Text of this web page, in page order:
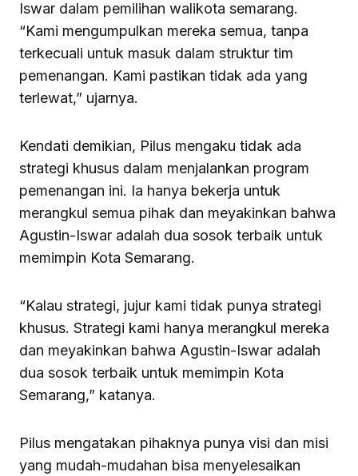
Iswar dalam pemilihan walikota semarang.
“Kami mengumpulkan mereka semua, tanpa
terkecuali untuk masuk dalam struktur tim
pemenangan. Kami pastikan tidak ada yang
terlewat,” ujarnya.
Kendati demikian, Pilus mengaku tidak ada
strategi khusus dalam menjalankan program
pemenangan ini. Ia hanya bekerja untuk
merangkul semua pihak dan meyakinkan bahwa
Agustin-Iswar adalah dua sosok terbaik untuk
memimpin Kota Semarang.
“Kalau strategi, jujur kami tidak punya strategi
khusus. Strategi kami hanya merangkul mereka
dan meyakinkan bahwa Agustin-Iswar adalah
dua sosok terbaik untuk memimpin Kota
Semarang,” katanya.
Pilus mengatakan pihaknya punya visi dan misi
yang mudah-mudahan bisa menyelesaikan